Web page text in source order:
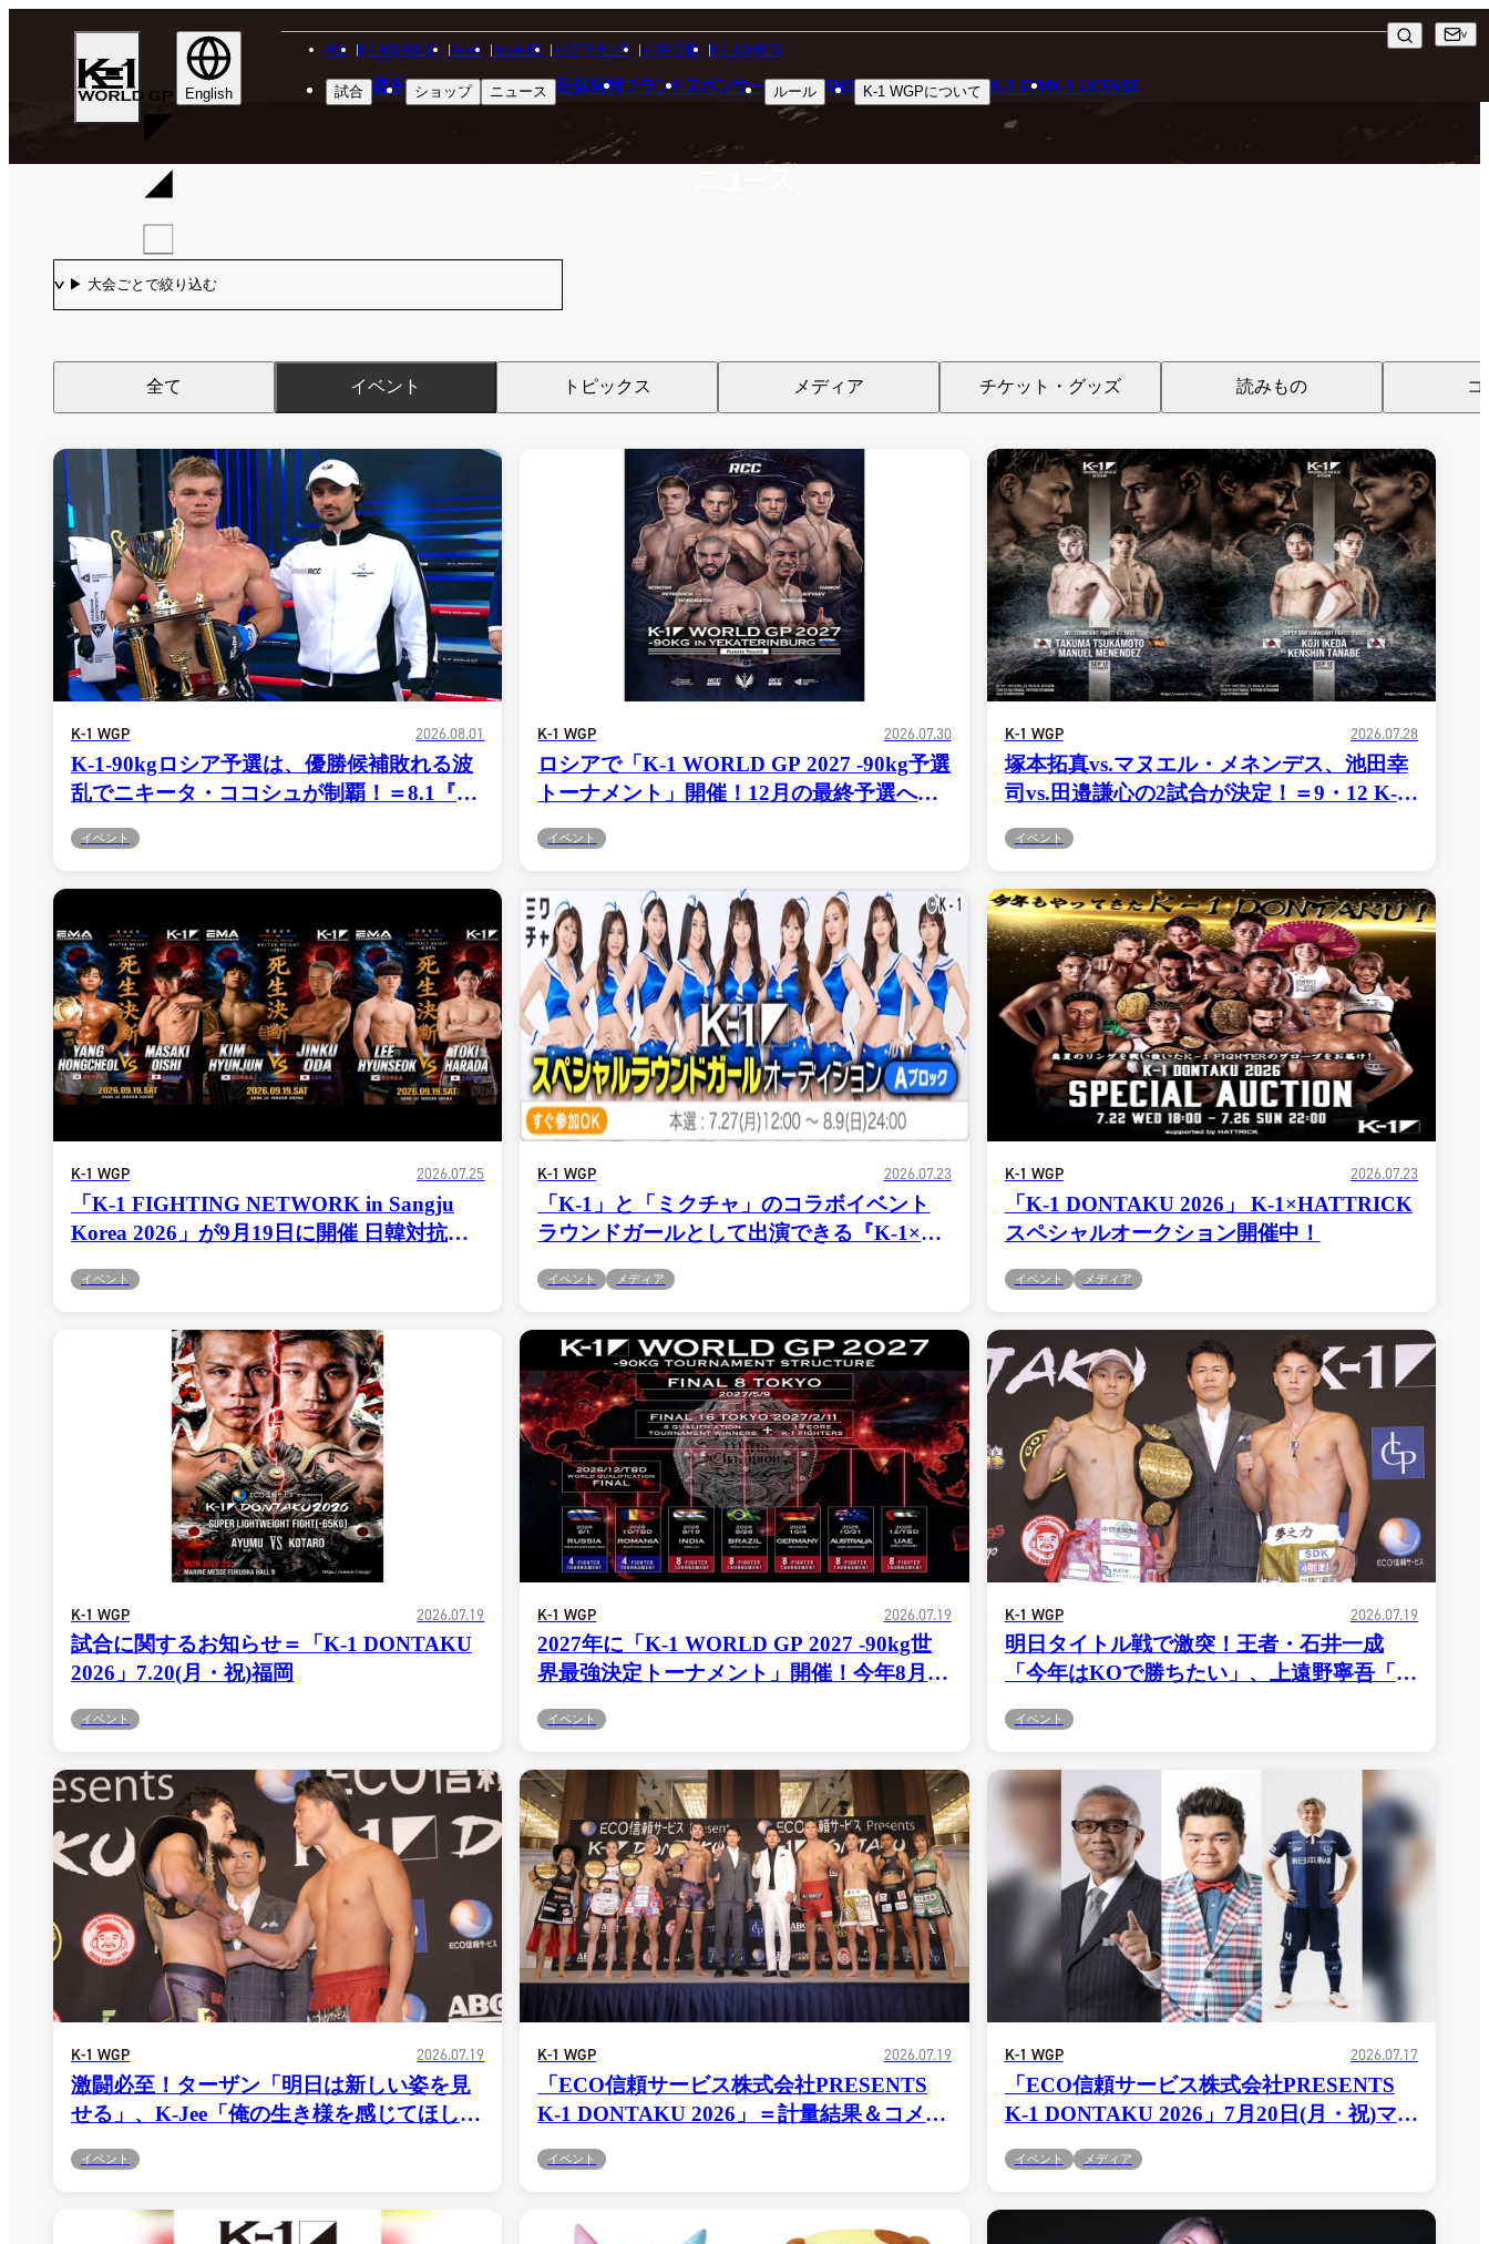
K-
1
WGP
English
ALL K-1 WORLD GP Krush Krush-EX K-1アマチュア K-1甲子園 K-1 AWARDS
試合 選手 ショップ ニュース 配信情報ブランドスポンサー ルール SNS K-1 WGPについて K-1 GYMK-1 LICENSE
試合日程
総合トップ
K-1 WGP
Krush
Krush-EX
K-1甲子園・カレッジ
K-1 AWARDS
K-
1.SHOP
（グッ
K-
（チケッ
ギャラリー（ポスタ
ギャラリー（動画）
GYM
（K-1ジ
ム）
K-
1.CLUB
（ファンクラ
ブ）
K-1 WGP公式ルー
ル
一覧
X(JP)
X(Krush)
X(アマチュア大会)
LINE(JP)
Youtube(JP)
Facebook(JP)
X(En)
Official site(EN)
K-1 WGP
とは
■ ガールズ
1
ガール
ズ
NEWS
全て イベント トピックス メディア チケット・グッズ 読みもの
K-1 WGP 2026.08.01
K-1-90kgロシア予選は、優勝候補敗れる波
乱でニキータ・ココシュが制覇！＝8.1『K-
Yekaterinburg』
イベント
K-1 WGP 2026.07.30
ロシアで「K-1 WORLD GP 2027 -90kg予選
トーナメント」開催！12月の最終予選へ勝
イベント
K-1 WGP 2026.07.28
塚本拓真vs.マヌエル・メネンデス、池田幸
司vs.田邉謙心の2試合が決定！＝9・12 K-1
イベント
K-1 WGP 2026.07.25
「K-1 FIGHTING NETWORK in Sangju
Korea 2026」が9月19日に開催 日韓対抗
昌輝、原田闘鬼が参戦！
イベント
K-1 WGP 2026.07.23
「K-1」と「ミクチャ」のコラボイベント
ラウンドガールとして出演できる『K-1×ミ
ション』開催！
イベント メディア
K-1 WGP 2026.07.23
「K-1 DONTAKU 2026」 K-1×HATTRICK
スペシャルオークション開催中！
イベント メディア
K-1 WGP 2026.07.19
試合に関するお知らせ＝「K-1 DONTAKU
2026」7.20(月・祝)福岡
イベント
K-1 WGP 2026.07.19
2027年に「K-1 WORLD GP 2027 -90kg世
界最強決定トーナメント」開催！今年8月か
イベント
K-1 WGP 2026.07.19
明日タイトル戦で激突！王者・石井一成
「今年はKOで勝ちたい」、上遠野寧吾「ア
DONTAKU
イベント
K-1 WGP 2026.07.19
激闘必至！ターザン「明日は新しい姿を見
せる」、K-Jee「俺の生き様を感じてほし
イベント
K-1 WGP 2026.07.19
「ECO信頼サービス株式会社PRESENTS
K-1 DONTAKU 2026」＝計量結果＆コメン
館）2026.07.19
イベント
K-1 WGP 2026.07.17
「ECO信頼サービス株式会社PRESENTS
K-1 DONTAKU 2026」7月20日(月・祝)マリ
定！
イベント メディア